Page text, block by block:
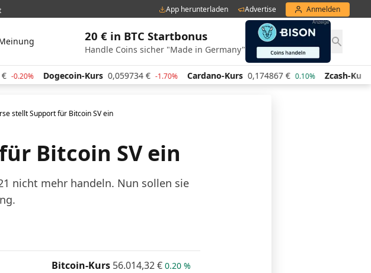
App herunterladen Advertise Anmelden
20 € in BTC Startbonus
Handle Coins sicher "Made in Germany"
Dogecoin-Kurs 0,059734 € -1.70% Cardano-Kurs 0,174867 € 0.10% Zcash-Kurs 428,00
stellt Support für Bitcoin SV ein
Bitcoin SV ein
nicht mehr handeln. Nun sollen sie
Bitcoin-Kurs 56.014,32€ 0.20 %